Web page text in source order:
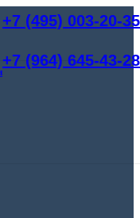
+7 (495) 003-20-35
+7 (964) 645-43-28